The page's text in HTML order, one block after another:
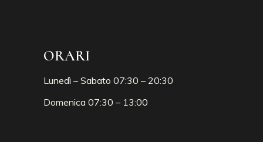
ORARI
Lunedì – Sabato 07:30 – 20:30
Domenica 07:30 – 13:00